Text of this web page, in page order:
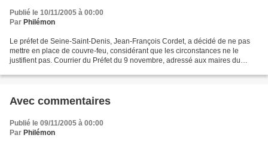
Publié le 10/11/2005 à 00:00
Par Philémon
Le préfet de Seine-Saint-Denis, Jean-François Cordet, a décidé de ne pas
mettre en place de couvre-feu, considérant que les circonstances ne le
justifient pas. Courrier du Préfet du 9 novembre, adressé aux maires du
Avec commentaires
Publié le 09/11/2005 à 00:00
Par Philémon